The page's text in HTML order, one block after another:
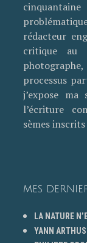
cinquantaine
rédacteur
critique au
processus
j’expose ma
l’écriture
sèmes
MES
LA NATURE
YANN